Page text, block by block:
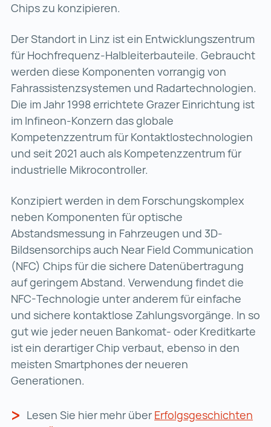
Chips zu konzipieren.
Der Standort in Linz ist ein Entwicklungszentrum
für Hochfrequenz-Halbleiterbauteile. Gebraucht
werden diese Komponenten vorrangig von
Fahrassistenzsystemen und Radartechnologien.
Die im Jahr 1998 errichtete Grazer Einrichtung ist
im Infineon-Konzern das globale
Kompetenzzentrum für Kontaktlostechnologien
und seit 2021 auch als Kompetenzzentrum für
industrielle Mikrocontroller.
Konzipiert werden in dem Forschungskomplex
neben Komponenten für optische
Abstandsmessung in Fahrzeugen und 3D-
Bildsensorchips auch Near Field Communication
(NFC) Chips für die sichere Datenübertragung
auf geringem Abstand. Verwendung findet die
NFC-Technologie unter anderem für einfache
und sichere kontaktlose Zahlungsvorgänge. In so
gut wie jeder neuen Bankomat- oder Kreditkarte
ist ein derartiger Chip verbaut, ebenso in den
meisten Smartphones der neueren
Generationen.
Lesen Sie hier mehr über Erfolgsgeschichten